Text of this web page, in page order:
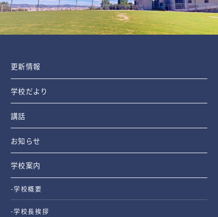
更新情報
学校だより
講話
お知らせ
学校案内
-学校概要
-学校長挨拶